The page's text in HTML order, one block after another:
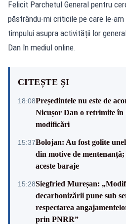
Felicit Parchetul General pentru
păstrându-mi criticile pe care le-
timpului asupra activității lor
Dan în mediul online.
CITEȘTE ȘI
18:08Președintele nu este de
Nicușor Dan o retrimite în
modificări
15:37Bolojan: Au fost golite
din motive de
aceste baraje
15:28Siegfried Mureșan:
decarbonizării pune sub
respectarea
prin PNRR”